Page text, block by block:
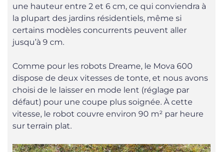
une hauteur entre 2 et 6 cm, ce qui conviendra à
la plupart des jardins résidentiels, même si
certains modèles concurrents peuvent aller
jusqu’à 9 cm.
Comme pour les robots Dreame, le Mova 600
dispose de deux vitesses de tonte, et nous avons
choisi de le laisser en mode lent (réglage par
défaut) pour une coupe plus soignée. À cette
vitesse, le robot couvre environ 90 m² par heure
sur terrain plat.